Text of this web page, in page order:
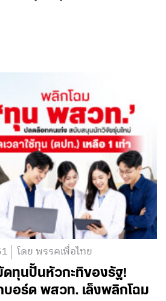
โดย พรรคเพื่อไทย
ทุนปั้นหัวกะทิของรัฐ!
บอร์ด พสวท. เล็งพลิกโฉม